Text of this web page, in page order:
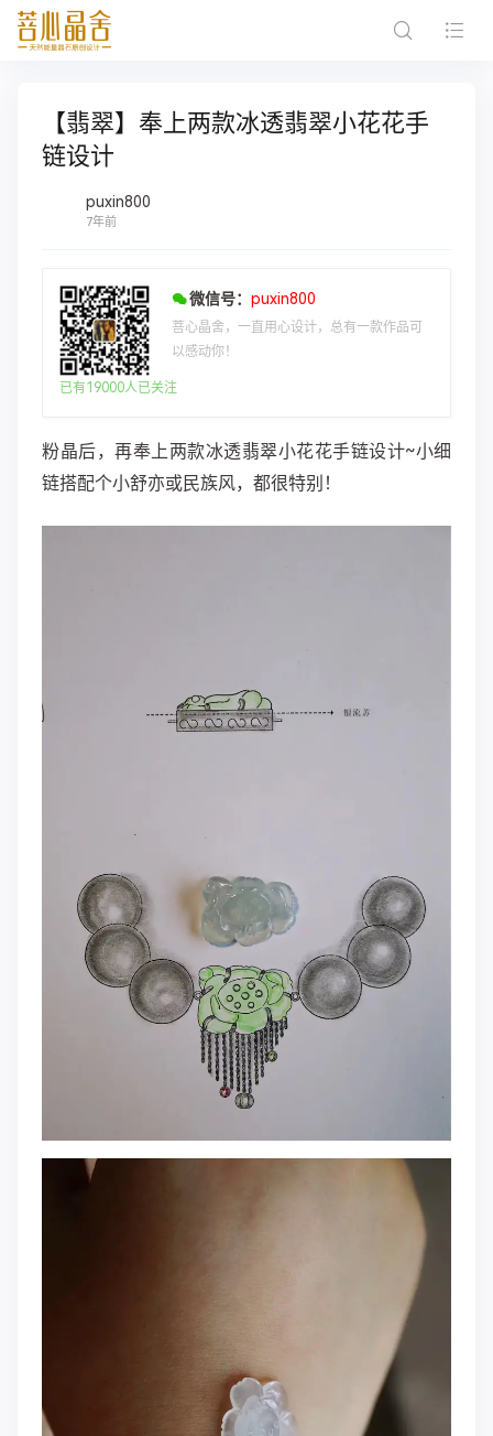
【翡翠】奉上两款冰透翡翠小花花手
链设计
puxin800
7年前
微信号： puxin800
菩心晶舍，一直用心设计，总有一款作品可
以感动你！
已有19000人已关注
粉晶后，再奉上两款冰透翡翠小花花手链设计~小细
链搭配个小舒亦或民族风，都很特别！